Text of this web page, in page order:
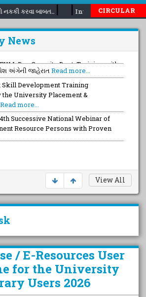
કરવા બાબત..| | Inviting nomination
CIRCULAR
News
અંગેની જાહેરાતRead more...
Skill Development Training
University Placement &
Read more...
Successive National Webinar of
Resource Persons with Proven
View All
પહેલનું
૨૦૨૦-૨૦૨૫)
/ E-Resources User
for the University
Users 2026